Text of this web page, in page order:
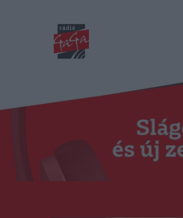
RÁDIÓ GAGA
Műsorok
Duma Duba
Podcast és videók
Stáb